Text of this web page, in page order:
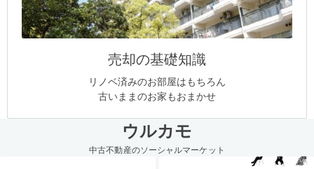
売却の基礎知識
リノベ済みのお部屋はもちろん
古いままのお家もおまかせ
ウルカモ
中古不動産のソーシャルマーケット